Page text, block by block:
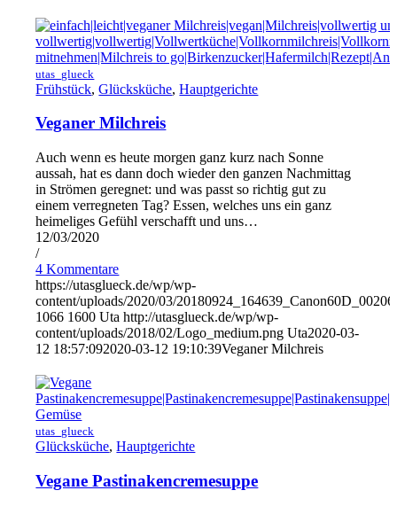
utas_glueck
Frühstück,Glücksküche,Hauptgerichte
Veganer Milchreis
Auch wenn es heute morgen ganz kurz nach Sonne
aussah, hat es dann doch wieder den ganzen Nachmittag
in Strömen geregnet: und was passt so richtig gut zu
einem verregneten Tag? Essen, welches uns ein ganz
heimeliges Gefühl verschafft und uns…
12/03/2020
/
4 Kommentare
https://utasglueck.de/wp/wp-
content/uploads/2020/03/
1066 1600 Uta http://utasglueck.de/wp/wp-
content/uploads/2018/02/Logo_medium.png Uta2020-03-
12 18:57:092020-03-12 19:10:39Veganer Milchreis
utas_glueck
Glücksküche,Hauptgerichte
Vegane Pastinakencremesuppe